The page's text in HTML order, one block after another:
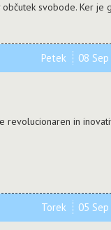
svobode. Ker je
revolucionaren in
Petek 08 Sep
Torek 05 Sep